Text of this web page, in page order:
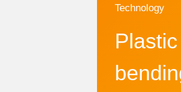
Technology